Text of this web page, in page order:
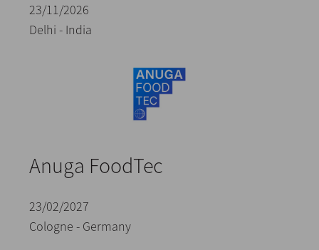
23/11/2026
Delhi - India
Anuga FoodTec
23/02/2027
Cologne - Germany